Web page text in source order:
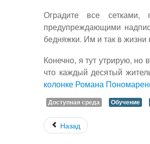
Оградите все сетками,
предупреждающими
бедняжки. Им и так в жизни
Конечно, я тут утрирую,
что каждый десятый
колонке Романа
Доступная среда Обучение
Назад